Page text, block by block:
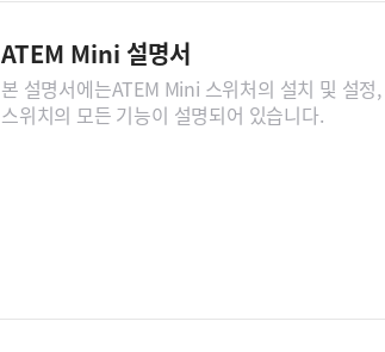
ATEM Mini 설명서
본 설명서에는ATEM Mini 스위처의 설치 및 설정
스위치의 모든 기능이 설명되어 있습니다.